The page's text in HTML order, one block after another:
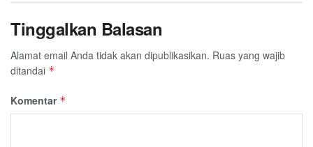
Tinggalkan Balasan
Alamat email Anda tidak akan dipublikasikan. Ruas yang wajib
ditandai *
Komentar *